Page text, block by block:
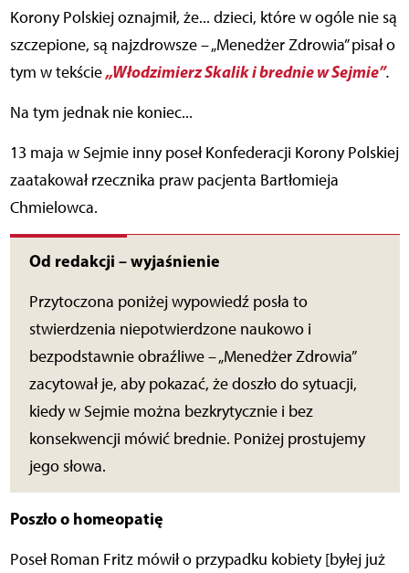
Korony Polskiej oznajmił, że... dzieci, które w ogóle nie są
szczepione, są najzdrowsze – „Menedżer Zdrowia” pisał o
tym w tekście„Włodzimierz Skalik i brednie w Sejmie”.
Na tym jednak nie koniec...
13 maja w Sejmie inny poseł Konfederacji Korony Polskiej
zaatakował rzecznika praw pacjenta Bartłomieja
Chmielowca.
Od redakcji – wyjaśnienie
Przytoczona poniżej wypowiedź posła to
stwierdzenia niepotwierdzone naukowo i
bezpodstawnie obraźliwe – „Menedżer Zdrowia”
zacytował je, aby pokazać, że doszło do sytuacji,
kiedy w Sejmie można bezkrytycznie i bez
konsekwencji mówić brednie. Poniżej prostujemy
jego słowa.
Poszło o homeopatię
Poseł Roman Fritz mówił o przypadku kobiety [byłej już